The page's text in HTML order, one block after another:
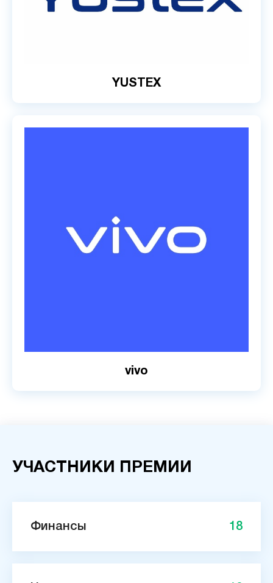
YUSTEX
vivo
УЧАСТНИКИ ПРЕМИИ
Финансы 18